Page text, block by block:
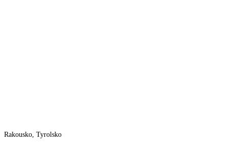
Rakousko, Tyrolsko